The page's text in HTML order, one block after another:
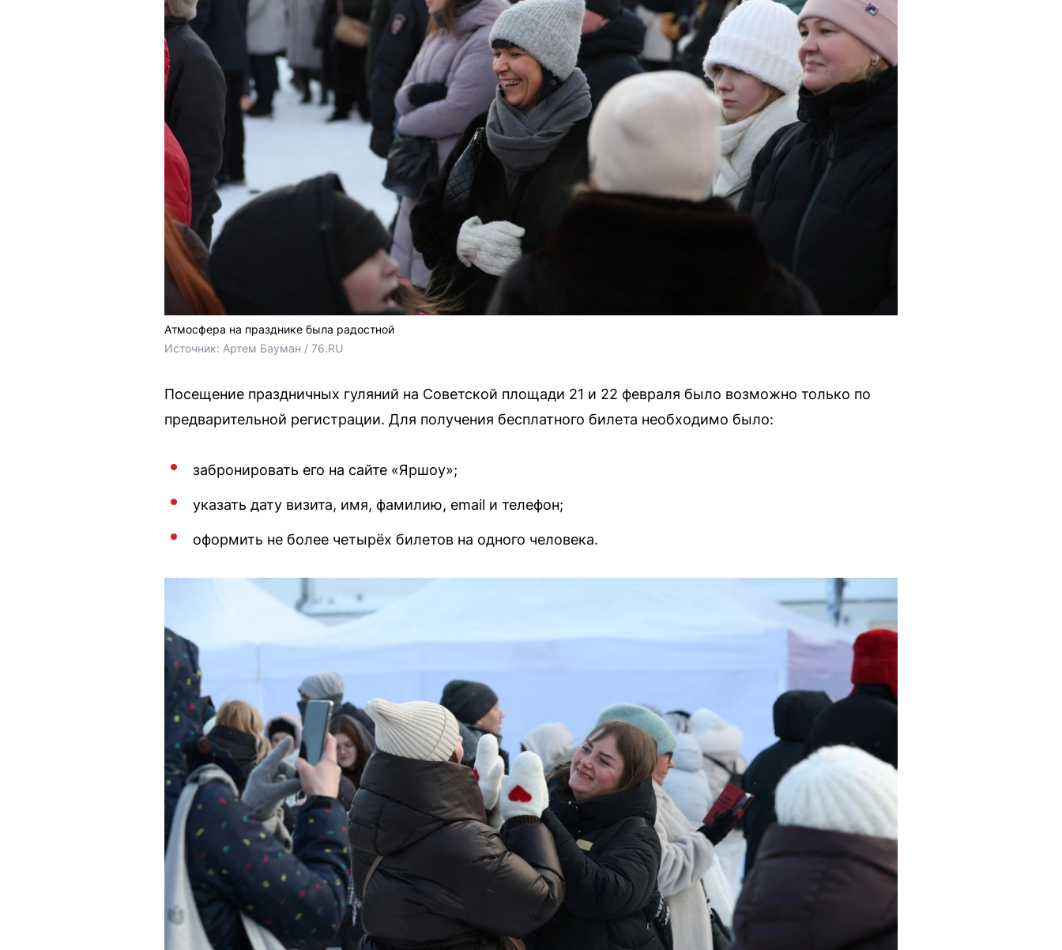
Атмосфера на празднике была радостной
Источник: Артем Бауман / 76.RU
Посещение праздничных гуляний на Советской площади 21 и 22 февраля было возможно только по
предварительной регистрации. Для получения бесплатного билета необходимо было:
забронировать его на сайте «Яршоу»;
указать дату визита, имя, фамилию, email и телефон;
оформить не более четырёх билетов на одного человека.